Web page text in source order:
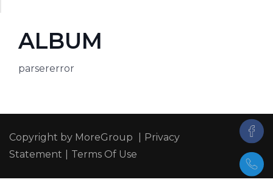
ALBUM
parsererror
Copyright by MoreGroup
Privacy
Statement
Terms Of Use